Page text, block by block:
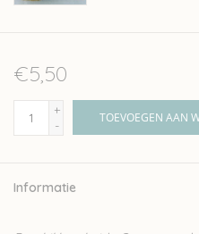
€5,50
+
-
TOEVOEGEN AAN
Informatie